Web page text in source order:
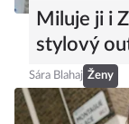
Miluje ji i
stylový
Sára Blahaj Ženy